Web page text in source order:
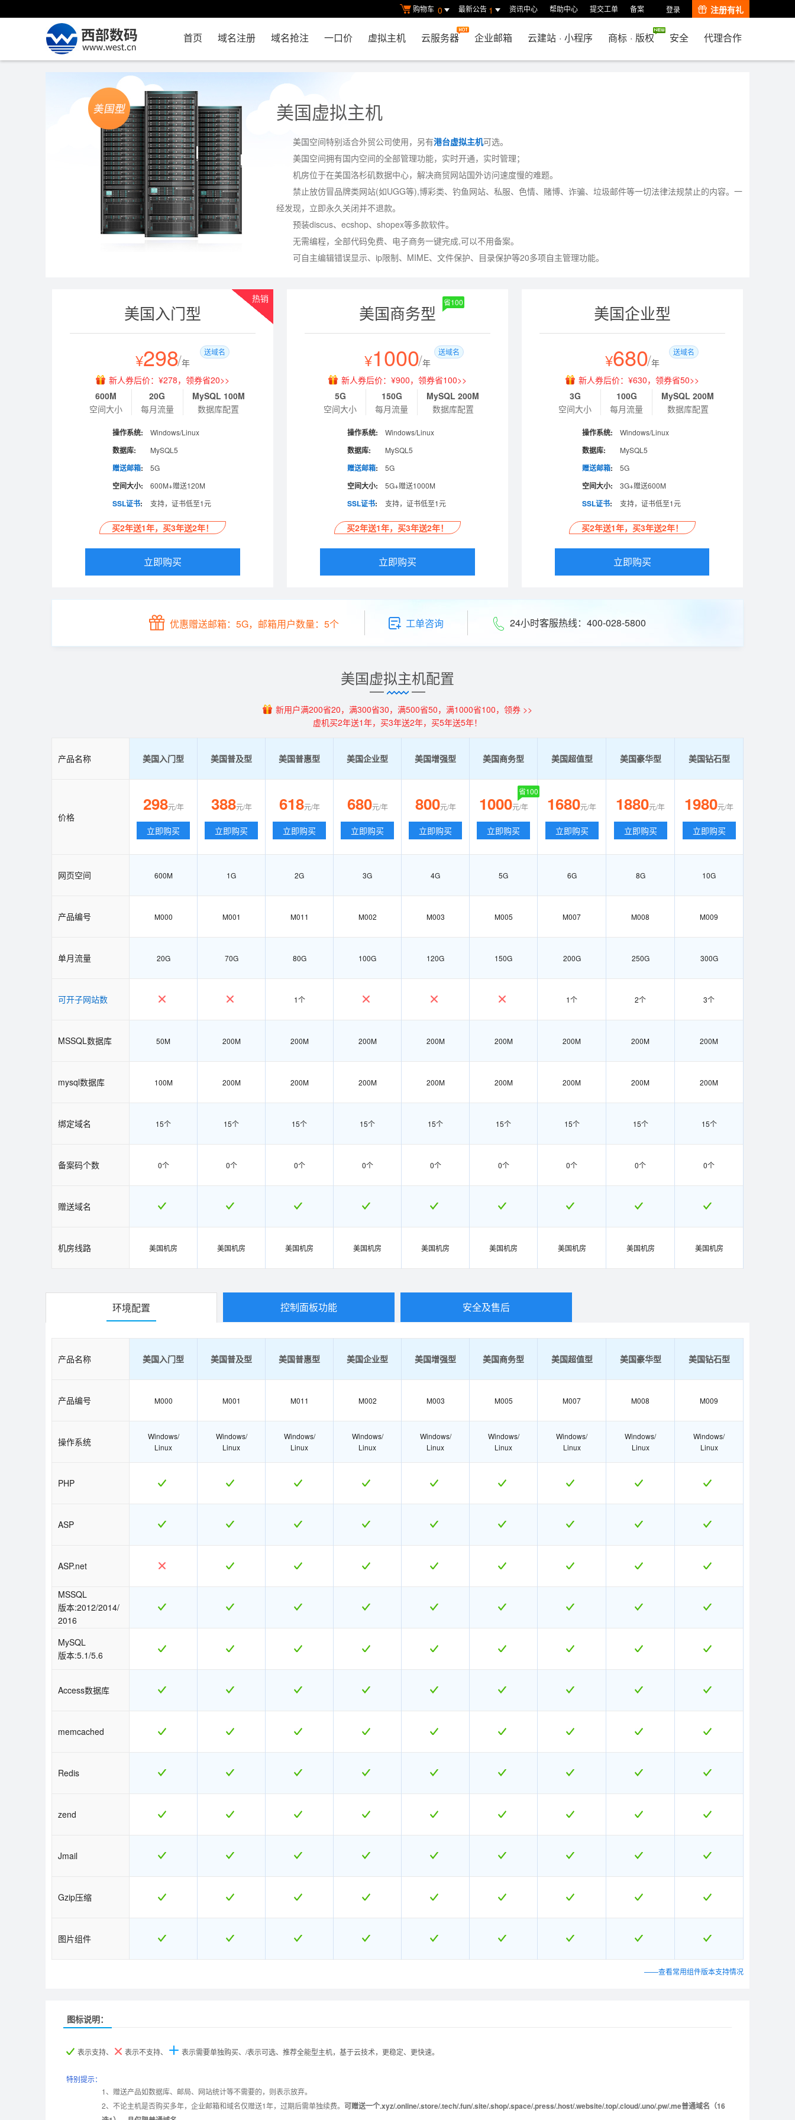
购物车 0 最新公告 1 资讯中心 帮助中心 提交工单 备案 登录 注册有礼
首页 域名注册 域名抢注 一口价 虚拟主机 云服务器 企业邮箱 云建站 · 小程序 商标 · 版权 安全 代理合作
美国虚拟主机
美国空间特别适合外贸公司使用，另有港台虚拟主机可选。
美国空间拥有国内空间的全部管理功能，实时开通，实时管理；
机房位于在美国洛杉矶数据中心，解决商贸网站国外访问速度慢的难题。
禁止放仿冒品牌类网站(如UGG等),博彩类、钓鱼网站、私服、色情、赌博、诈骗、垃圾邮件等一切法律法规禁止的内容。一
经发现，立即永久关闭并不退款。
预装discus、ecshop、shopex等多款软件。
无需编程，全部代码免费、电子商务一键完成,可以不用备案。
可自主编辑错误显示、ip限制、MIME、文件保护、目录保护等20多项自主管理功能。
热销
美国入门型
¥298/年
送域名
新人券后价：¥278，领券省20>>
600M
空间大小
20G
每月流量
MySQL 100M
数据库配置
操作系统: Windows/Linux
数据库: MySQL5
赠送邮箱: 5G
空间大小: 600M+赠送120M
SSL证书: 支持，证书低至1元
买2年送1年，买3年送2年！
立即购买
美国商务型 省100
¥1000/年
送域名
新人券后价：¥900，领券省100>>
5G
空间大小
150G
每月流量
MySQL 200M
数据库配置
操作系统: Windows/Linux
数据库: MySQL5
赠送邮箱: 5G
空间大小: 5G+赠送1000M
SSL证书: 支持，证书低至1元
买2年送1年，买3年送2年！
立即购买
美国企业型
¥680/年
送域名
新人券后价：¥630，领券省50>>
3G
空间大小
100G
每月流量
MySQL 200M
数据库配置
操作系统: Windows/Linux
数据库: MySQL5
赠送邮箱: 5G
空间大小: 3G+赠送600M
SSL证书: 支持，证书低至1元
买2年送1年，买3年送2年！
立即购买
优惠赠送邮箱：5G，邮箱用户数量：5个 工单咨询 24小时客服热线：400-028-5800
美国虚拟主机配置
新用户满200省20，满300省30，满500省50，满1000省100，领券 >>
虚机买2年送1年，买3年送2年，买5年送5年！
产品名称 美国入门型 美国普及型 美国普惠型 美国企业型 美国增强型 美国商务型 美国超值型 美国豪华型 美国钻石型
价格
298元/年
立即购买
388元/年
立即购买
618元/年
立即购买
680元/年
立即购买
800元/年
立即购买
1000元/年
省100
立即购买
1680元/年
立即购买
1880元/年
立即购买
1980元/年
立即购买
网页空间 600M 1G 2G 3G 4G 5G 6G 8G 10G
产品编号 M000 M001 M011 M002 M003 M005 M007 M008 M009
单月流量 20G 70G 80G 100G 120G 150G 200G 250G 300G
可开子网站数 1个 1个 2个 3个
MSSQL数据库 50M 200M 200M 200M 200M 200M 200M 200M 200M
mysql数据库 100M 200M 200M 200M 200M 200M 200M 200M 200M
绑定域名 15个 15个 15个 15个 15个 15个 15个 15个 15个
备案码个数 0个 0个 0个 0个 0个 0个 0个 0个 0个
赠送域名
机房线路 美国机房 美国机房 美国机房 美国机房 美国机房 美国机房 美国机房 美国机房 美国机房
环境配置 控制面板功能 安全及售后
产品名称 美国入门型 美国普及型 美国普惠型 美国企业型 美国增强型 美国商务型 美国超值型 美国豪华型 美国钻石型
产品编号 M000 M001 M011 M002 M003 M005 M007 M008 M009
操作系统
Windows/
Linux
Windows/
Linux
Windows/
Linux
Windows/
Linux
Windows/
Linux
Windows/
Linux
Windows/
Linux
Windows/
Linux
Windows/
Linux
PHP
ASP
ASP.net
MSSQL
版本:2012/2014/
2016
MySQL
版本:5.1/5.6
Access数据库
memcached
Redis
zend
Jmail
Gzip压缩
图片组件
——查看常用组件版本支持情况
产品名称
产品名称
数据定期备份
图标说明：
表示支持、 表示不支持、 表示需要单独购买、/表示可选、推荐全能型主机，基于云技术，更稳定、更快速。
特别提示：
1、赠送产品如数据库、邮局、网站统计等不需要的，则表示放弃。
2、不论主机是否购买多年，企业邮箱和域名仅赠送1年，过期后需单独续费。 可赠送一个.xyz/.online/.store/.tech/.fun/.site/.shop/.space/.press/.host/.website/.top/.cloud/.uno/.pw/.me普通域名（16